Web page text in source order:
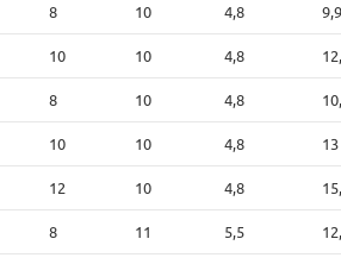
8 10 4,8
10 10 4,8
8 10 4,8
10 10 4,8 13
12 10 4,8
8 11 5,5